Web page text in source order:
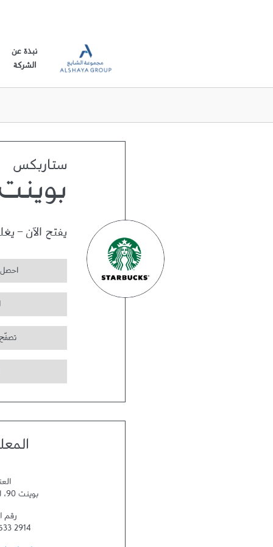
نبذة عن
الشركة
ستاربكس
بوينت
يفتح الآن-
احصل
بوينت 90
،
رقم
2914